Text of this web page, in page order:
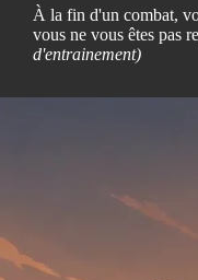
À la fin d'un combat,
vous ne vous êtes pas
d'entrainement)